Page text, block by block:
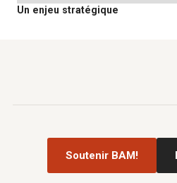
Un enjeu stratégique
Soutenir BAM!